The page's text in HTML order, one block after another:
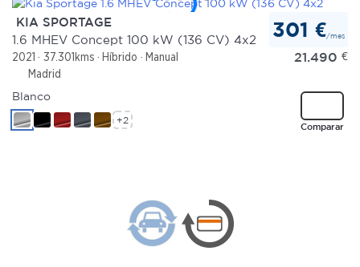
KIA SPORTAGE
1.6 MHEV Concept 100 kW (136 CV) 4x2
2021 37.301kms Híbrido
Manual
Madrid
301 €/mes
21.490 €
Comparar
Blanco
+2